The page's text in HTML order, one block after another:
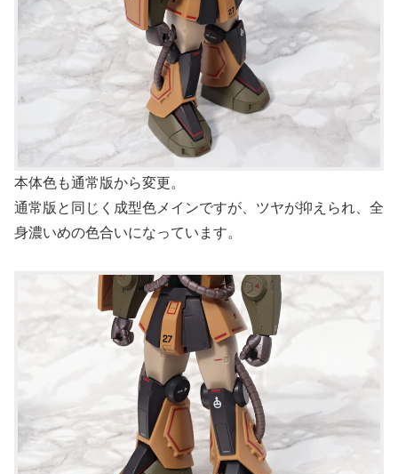
本体色も通常版から変更。
通常版と同じく成型色メインですが、ツヤが抑えられ、全
身濃いめの色合いになっています。